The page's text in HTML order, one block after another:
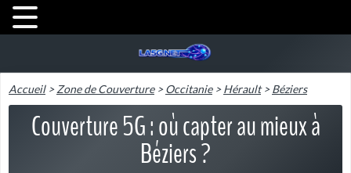
Accueil>Zone de Couverture>Occitanie>Hérault>Béziers
Couverture 5G : où capter au mieux à
Béziers ?